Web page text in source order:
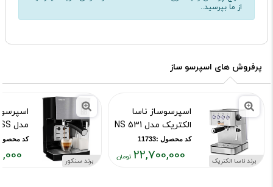
از ما بپرسید..
پرفروش های اسپرسو ساز
برند ناسا الکتریک
اسپرسوساز ناسا
الکتریک مدل NS 531
کد محصول :11733
22,700,000 برند سنکور
مدل SES4050SS
کد محصول